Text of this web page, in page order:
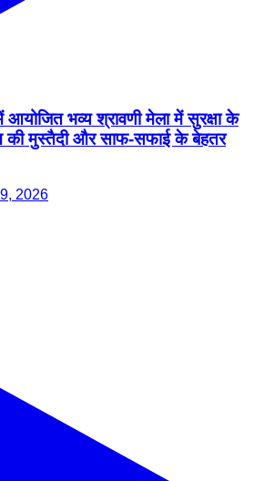
आयोजित भव्य श्रावणी मेला में सुरक्षा के
की मुस्तैदी और साफ-सफाई के बेहतर
2026